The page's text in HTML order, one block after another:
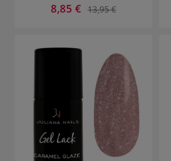
Verkaufspreis:
8,85 € Regulärer Preis:
13,95 €